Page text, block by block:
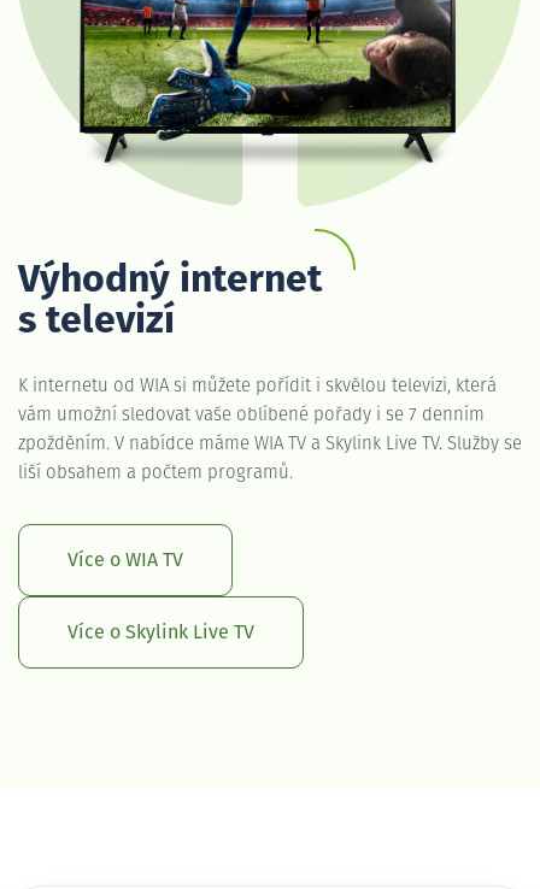
Výhodný internet
s televizí
K internetu od WIA si můžete pořídit i skvělou televizi, která
vám umožní sledovat vaše oblíbené pořady i se 7 denním
zpožděním. V nabídce máme WIA TV a Skylink Live TV. Služby se
liší obsahem a počtem programů.
Více o WIA TV
Více o Skylink Live TV